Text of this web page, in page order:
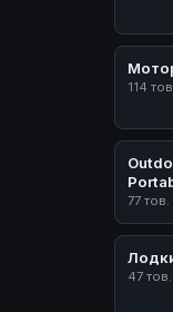
114
77 тов.
47 тов.